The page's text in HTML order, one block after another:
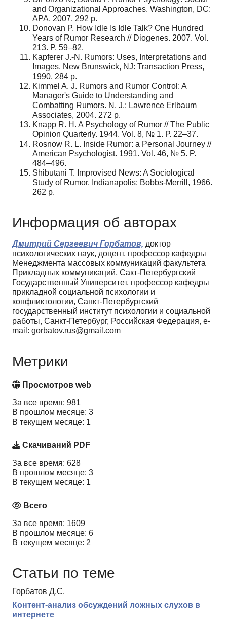
and Organizational Approaches. Washington, DC:
APA, 2007. 292 p.
Donovan P. How Idle Is Idle Talk? One Hundred
Years of Rumor Research // Diogenes. 2007. Vol.
213. P. 59–82.
Kapferer J.-N. Rumors: Uses, Interpretations and
Images. New Brunswick, NJ: Transaction Press,
1990. 284 p.
Kimmel A. J. Rumors and Rumor Control: A
Manager's Guide to Understanding and
Combatting Rumors. N. J.: Lawrence Erlbaum
Associates, 2004. 272 p.
Knapp R. H. A Psychology of Rumor // The Public
Opinion Quarterly. 1944. Vol. 8, № 1. Р. 22–37.
Rosnow R. L. Inside Rumor: a Personal Journey //
American Psychologist. 1991. Vol. 46, № 5. P.
484–496.
Shibutani T. Improvised News: A Sociological
Study of Rumor. Indianapolis: Bobbs-Merrill, 1966.
262 p.
Информация об авторах
Дмитрий Сергеевич Горбатов, доктор
психологических наук, доцент, профессор кафедры
Менеджмента массовых коммуникаций факультета
Прикладных коммуникаций, Сакт-Петербургский
Государственный Университет, профессор кафедры
прикладной социальной психологии и
конфликтологии, Санкт-Петербургский
государственный институт психологии и социальной
работы, Санкт-Петербург, Российская Федерация, e-
mail: gorbatov.rus@gmail.com
Метрики
Просмотров web
За все время: 981
В прошлом месяце: 3
В текущем месяце: 1
Скачиваний PDF
За все время: 628
В прошлом месяце: 3
В текущем месяце: 1
Всего
За все время: 1609
В прошлом месяце: 6
В текущем месяце: 2
Статьи по теме
Горбатов Д.С.
Контент-анализ обсуждений ложных слухов в
интернете